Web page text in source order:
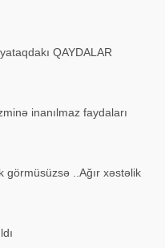
QAYDALAR
inanılmaz faydaları
görmüsüzsə ..Ağır xəstəlik